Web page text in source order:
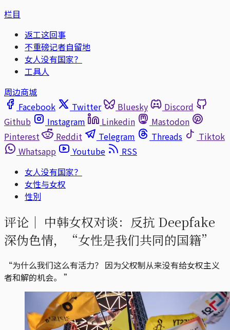
栏目
返工这回事
不重磅记者自留地
女人没有国家？
工具人
周边商城
Facebook
Twitter Bluesky
Discord
Github
Instagram Linkedin
Mastodon
Pinterest
Reddit Telegram Threads
Tiktok
Whatsapp
Youtube
RSS
女人没有国家？
女性与女权
性別
评论｜ 中韩女权对谈：反抗 Deepfake
深伪色情，“女性是我们共同的国籍”
“为什么我们这么有活力？ 因为父权制从来没有给女权主义
者和解的机会。 ”